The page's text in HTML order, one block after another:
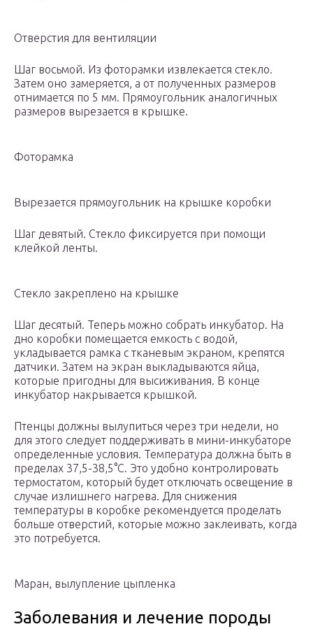
Отверстия для вентиляции
Шаг восьмой. Из фоторамки извлекается стекло.
Затем оно замеряется, а от полученных размеров
отнимается по 5 мм. Прямоугольник аналогичных
размеров вырезается в крышке.
Фоторамка
Вырезается прямоугольник на крышке коробки
Шаг девятый. Стекло фиксируется при помощи
клейкой ленты.
Стекло закреплено на крышке
Шаг десятый. Теперь можно собрать инкубатор. На
дно коробки помещается емкость с водой,
укладывается рамка с тканевым экраном, крепятся
датчики. Затем на экран выкладываются яйца,
которые пригодны для высиживания. В конце
инкубатор накрывается крышкой.
Птенцы должны вылупиться через три недели, но
для этого следует поддерживать в мини-инкубаторе
определенные условия. Температура должна быть в
пределах 37,5-38,5°С. Это удобно контролировать
термостатом, который будет отключать освещение в
случае излишнего нагрева. Для снижения
температуры в коробке рекомендуется проделать
больше отверстий, которые можно заклеивать, когда
это потребуется.
Маран, вылупление цыпленка
Заболевания и лечение породы